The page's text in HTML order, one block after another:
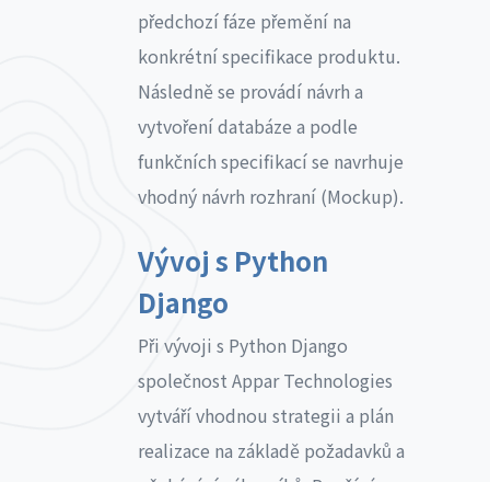
předchozí fáze přemění na
konkrétní specifikace produktu.
Následně se provádí návrh a
vytvoření databáze a podle
funkčních specifikací se navrhuje
vhodný návrh rozhraní (Mockup).
Vývoj s Python
Django
Při vývoji s Python Django
společnost Appar Technologies
vytváří vhodnou strategii a plán
realizace na základě požadavků a